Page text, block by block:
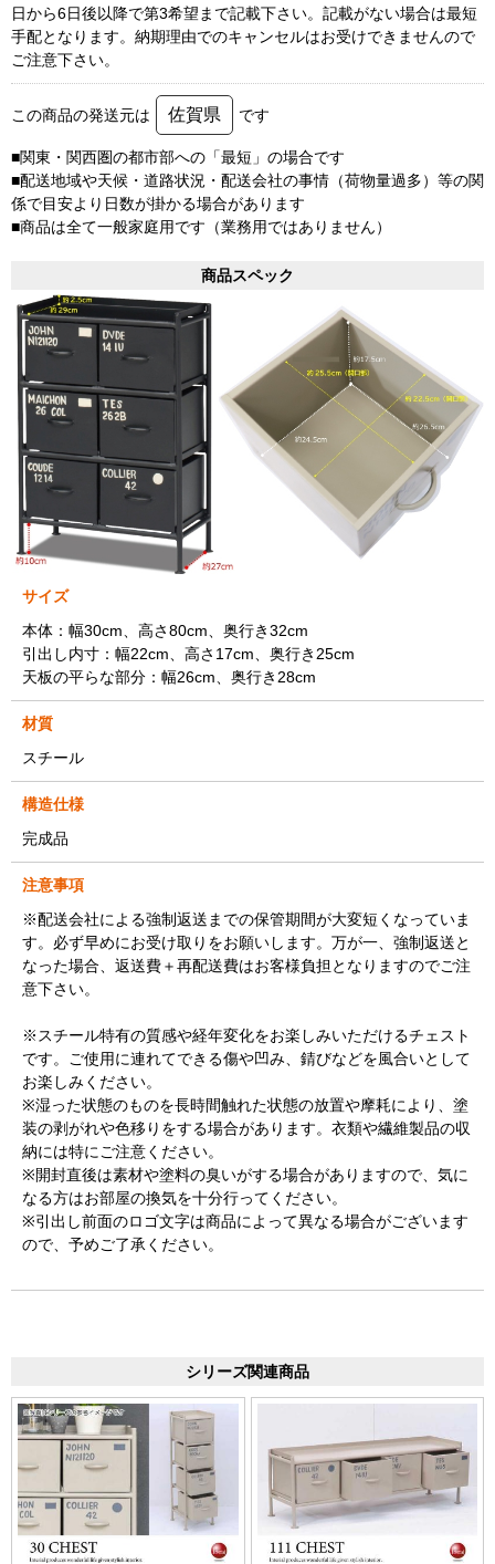
日から6日後以降で第3希望まで記載下さい。記載がない場合は最短
手配となります。納期理由でのキャンセルはお受けできませんので
ご注意下さい。
この商品の発送元は 佐賀県 です
■関東・関西圏の都市部への「最短」の場合です
■配送地域や天候・道路状況・配送会社の事情（荷物量過多）等の関
係で目安より日数が掛かる場合があります
■商品は全て一般家庭用です（業務用ではありません）
商品スペック
サイズ
本体：幅30cm、高さ80cm、奥行き32cm
引出し内寸：幅22cm、高さ17cm、奥行き25cm
天板の平らな部分：幅26cm、奥行き28cm
材質
スチール
構造仕様
完成品
注意事項
※配送会社による強制返送までの保管期間が大変短くなっていま
す。必ず早めにお受け取りをお願いします。万が一、強制返送と
なった場合、返送費＋再配送費はお客様負担となりますのでご注
意下さい。
※スチール特有の質感や経年変化をお楽しみいただけるチェスト
です。ご使用に連れてできる傷や凹み、錆びなどを風合いとして
お楽しみください。
※湿った状態のものを長時間触れた状態の放置や摩耗により、塗
装の剥がれや色移りをする場合があります。衣類や繊維製品の収
納には特にご注意ください。
※開封直後は素材や塗料の臭いがする場合がありますので、気に
なる方はお部屋の換気を十分行ってください。
※引出し前面のロゴ文字は商品によって異なる場合がございます
ので、予めご了承ください。
シリーズ関連商品